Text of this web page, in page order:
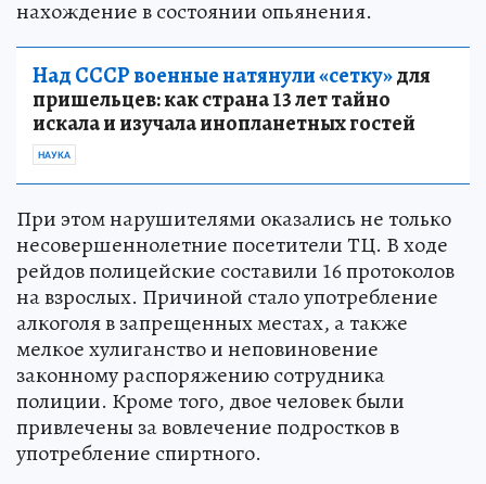
нахождение в состоянии опьянения.
Над СССР военные натянули «сетку»для
пришельцев: как страна 13 лет тайно
искала и изучала инопланетных гостей
НАУКА
При этом нарушителями оказались не только
несовершеннолетние посетители ТЦ. В ходе
рейдов полицейские составили 16 протоколов
на взрослых. Причиной стало употребление
алкоголя в запрещенных местах, а также
мелкое хулиганство и неповиновение
законному распоряжению сотрудника
полиции. Кроме того, двое человек были
привлечены за вовлечение подростков в
употребление спиртного.